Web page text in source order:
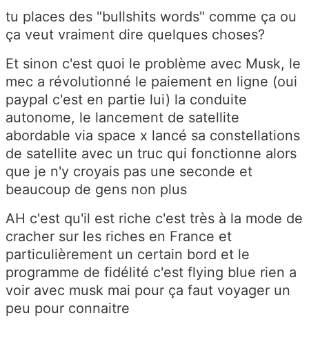
tu places des "bullshits words" comme ça ou
ça veut vraiment dire quelques choses?
Et sinon c'est quoi le problème avec Musk, le
mec a révolutionné le paiement en ligne (oui
paypal c'est en partie lui) la conduite
autonome, le lancement de satellite
abordable via space x lancé sa constellations
de satellite avec un truc qui fonctionne alors
que je n'y croyais pas une seconde et
beaucoup de gens non plus
AH c'est qu'il est riche c'est très à la mode de
cracher sur les riches en France et
particulièrement un certain bord et le
programme de fidélité c'est flying blue rien a
voir avec musk mai pour ça faut voyager un
peu pour connaitre